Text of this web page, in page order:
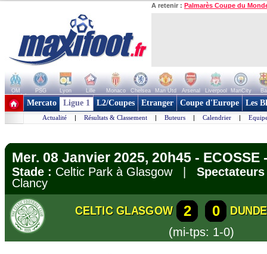
A retenir : Palmarès Coupe du
OM PSG Lyon Lille Monaco Chelsea Man Utd Arsenal Liverpool ManCity
+ de clubs
Mercato Ligue 1 L2/Coupes Etranger Coupe d'Europe Les
Actualité | Résultats & Classement | Buteurs | Calendrier |
Mer. 08 Janvier 2025, 20h45 -
Stade : Celtic Park à Glasgow |
Clancy
CELTIC GLASGOW 2 0
(mi-tps: 1-0)